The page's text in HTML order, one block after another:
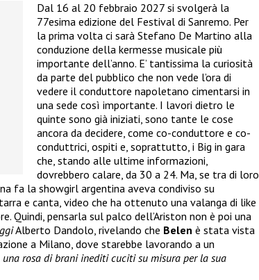
Dal 16 al 20 febbraio 2027 si svolgerà la
77esima edizione del Festival di Sanremo. Per
la prima volta ci sarà Stefano De Martino alla
conduzione della kermesse musicale più
importante dell’anno. E’ tantissima la curiosità
da parte del pubblico che non vede l’ora di
vedere il conduttore napoletano cimentarsi in
una sede così importante. I lavori dietro le
quinte sono già iniziati, sono tante le cose
ancora da decidere, come co-conduttore e co-
conduttrici, ospiti e, soprattutto, i Big in gara
che, stando alle ultime informazioni,
dovrebbero calare, da 30 a 24. Ma, se tra di loro
fa la showgirl argentina aveva condiviso su
e canta, video che ha ottenuto una valanga di like
Quindi, pensarla sul palco dell’Ariston non è poi una
Alberto Dandolo, rivelando che Belen è stata vista
a Milano, dove starebbe lavorando a un
rosa di brani inediti cuciti su misura per la sua